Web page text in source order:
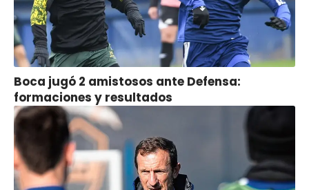
Boca jugó 2 amistosos ante Defensa:
formaciones y resultados